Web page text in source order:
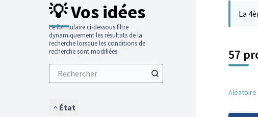
💡 Vos idées
Le formulaire ci-dessous filtre
dynamiquement les résultats de la
recherche lorsque les conditions de
recherche sont modifiées.
État
La
57
Aléatoire